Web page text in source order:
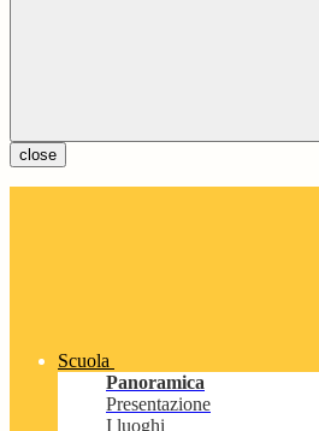
close
Scuola
Panoramica
Presentazione
I luoghi